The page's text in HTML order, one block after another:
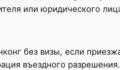
или юридического
без визы, если
въездного